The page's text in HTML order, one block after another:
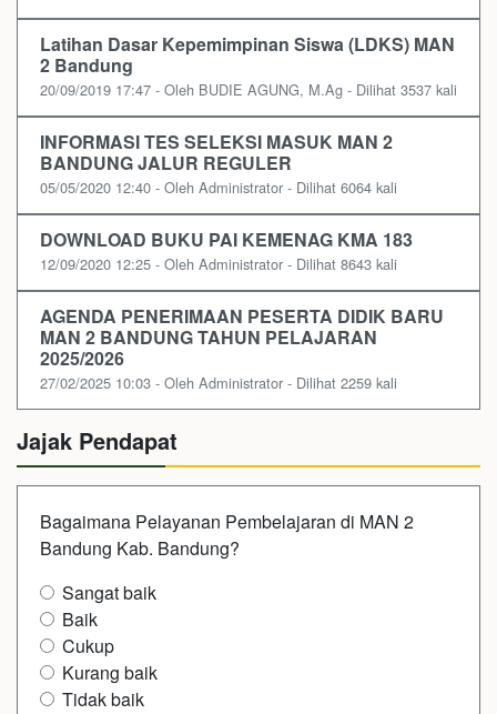
Latihan Dasar Kepemimpinan Siswa (LDKS) MAN
2 Bandung
20/09/2019 17:47 - Oleh BUDIE AGUNG, M.Ag - Dilihat 3537 kali
INFORMASI TES SELEKSI MASUK MAN 2
BANDUNG JALUR REGULER
05/05/2020 12:40 - Oleh Administrator - Dilihat 6064 kali
DOWNLOAD BUKU PAI KEMENAG KMA 183
12/09/2020 12:25 - Oleh Administrator - Dilihat 8643 kali
AGENDA PENERIMAAN PESERTA DIDIK BARU
MAN 2 BANDUNG TAHUN PELAJARAN
2025/2026
27/02/2025 10:03 - Oleh Administrator - Dilihat 2259 kali
Jajak Pendapat
Bagaimana Pelayanan Pembelajaran di MAN 2
Bandung Kab. Bandung?
Sangat baik
Baik
Cukup
Kurang baik
Tidak baik